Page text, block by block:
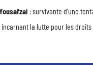
: survivante d’une
incarnant la lutte pour les droits